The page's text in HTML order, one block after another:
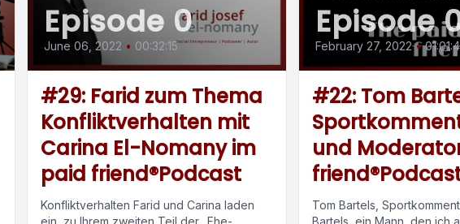
Episode 0
June 06, 2022 • 00:32:15
#29: Farid zum Thema
Konfliktverhalten mit
Carina El-Nomany im
paid friend®Podcast
Konfliktverhalten Farid und Carina laden
Episode
February 27, 2022 •
#22: Tom
und
Tom Bartels,